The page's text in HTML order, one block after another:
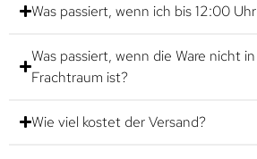
Was passiert, wenn ich bis 12:00
Was passiert, wenn die Ware nicht
Frachtraum ist?
Wie viel kostet der Versand?